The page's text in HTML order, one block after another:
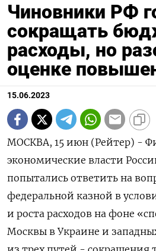
Чиновники РФ
сокращать
расходы, но
оценке
15.06.2023
МОСКВА, 15 июн (Рейтер) -
экономические власти
попытались ответить на
федеральной казной в
и роста расходов на фоне
Москвы в Украине и